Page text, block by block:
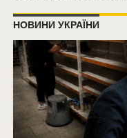
НОВИНИ УКРАЇНИ